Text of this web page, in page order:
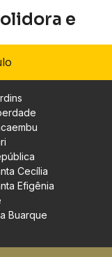
e
Cecília
Efigênia
Buarque